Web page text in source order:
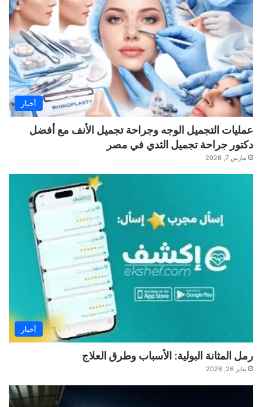
أخبار
عمليات التجميل الوجه وجراحة تجميل الأنف مع أفضل
دكتور جراحة تجميل الثدي في مصر
مارس 7, 2026
أخبار
رمل المثانة البولية: الأسباب وطرق العلاج
يناير 26, 2026